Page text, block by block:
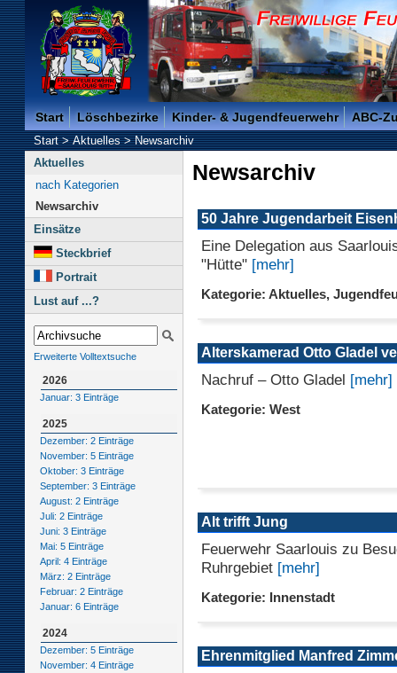
Freiwillige Feuerwehr der Kreisstadt Saarlouis -
Start Löschbezirke Kinder- & Jugendfeuerwehr ABC-
Start>Aktuelles>Newsarchiv
Aktuelles
nach Kategorien
Newsarchiv
Einsätze
Steckbrief
Portrait
Lust auf ...?
Erweiterte Volltextsuche
2026
Januar: 3 Einträge
2025
Dezember: 2 Einträge
November: 5 Einträge
Oktober: 3 Einträge
September: 3 Einträge
August: 2 Einträge
Juli: 2 Einträge
Juni: 3 Einträge
Mai: 5 Einträge
April: 4 Einträge
März: 2 Einträge
Februar: 2 Einträge
Januar: 6 Einträge
2024
Dezember: 5 Einträge
November: 4 Einträge
Newsarchiv
50 Jahre Jugendarbeit
Eine Delegation aus
"Hütte" [mehr]
Kategorie: Aktuelles,
Alterskamerad Otto Gladel
Nachruf – Otto Gladel [mehr]
Kategorie: West
Alt trifft Jung
Feuerwehr Saarlouis zu
Ruhrgebiet [mehr]
Kategorie: Innenstadt
Ehrenmitglied Manfred